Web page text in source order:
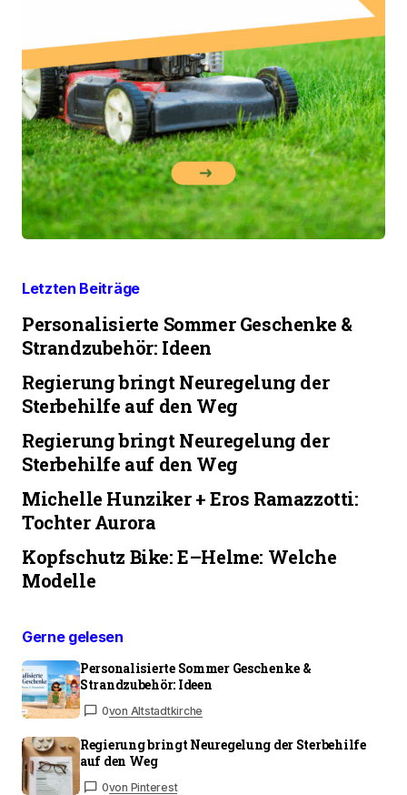
Letzten Beiträge
Personalisierte Sommer Geschenke &
Strandzubehör: Ideen
Regierung bringt Neuregelung der
Sterbehilfe auf den Weg
Regierung bringt Neuregelung der
Sterbehilfe auf den Weg
Michelle Hunziker + Eros Ramazzotti:
Tochter Aurora
Kopfschutz Bike: E–Helme: Welche
Modelle
Gerne gelesen
Personalisierte Sommer Geschenke &
Strandzubehör: Ideen
0von Altstadtkirche
Regierung bringt Neuregelung der Sterbehilfe
auf den Weg
0von Pinterest